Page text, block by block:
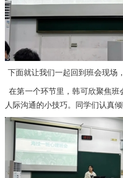
下面就让我们一起回到班会现场，
在第一个环节里，韩可欣聚焦班
人际沟通的小技巧。同学们认真倾